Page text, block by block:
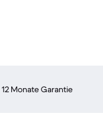
12 Monate Garantie